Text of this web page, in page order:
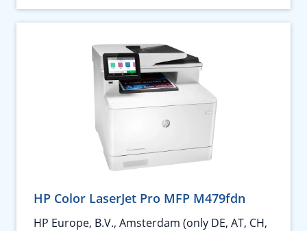
HP Color LaserJet Pro MFP M479fdn
HP Europe, B.V., Amsterdam (only DE, AT, CH,